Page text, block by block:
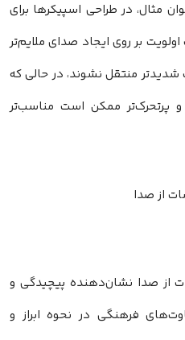
مثال، در طراحی اسپیکرها برای
بر روی ایجاد صدای ملایم‌تر
منتقل نشوند، در حالی که
و پرتحرک‌تر ممکن است مناسب‌تر
صدا نشان‌دهنده پیچیدگی و
فرهنگی در نحوه ابراز و